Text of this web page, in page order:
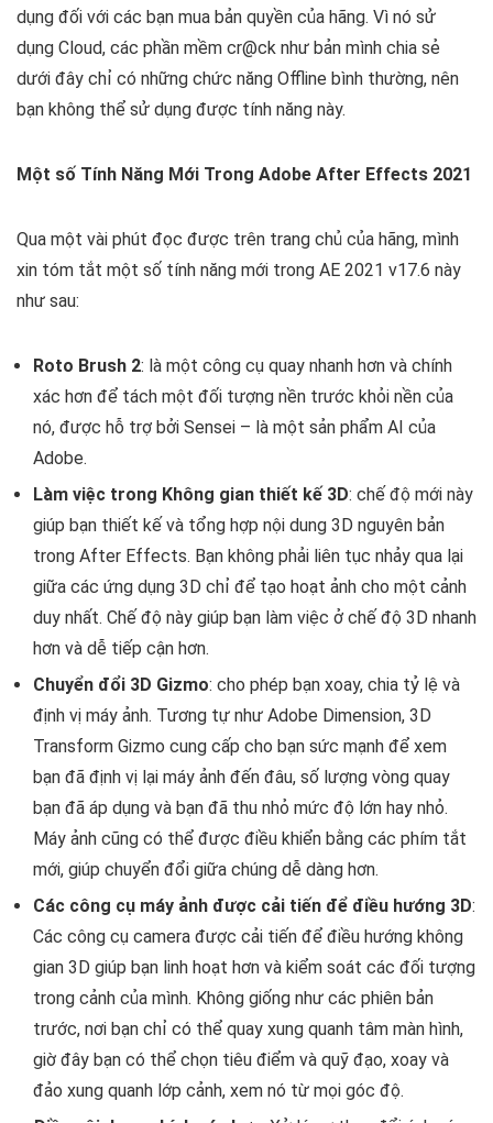
dụng đối với các bạn mua bản quyền của hãng. Vì nó sử
dụng Cloud, các phần mềm cr@ck như bản mình chia sẻ
dưới đây chỉ có những chức năng Offline bình thường, nên
bạn không thể sử dụng được tính năng này.
Một số Tính Năng Mới Trong Adobe After Effects 2021
Qua một vài phút đọc được trên trang chủ của hãng, mình
xin tóm tắt một số tính năng mới trong AE 2021 v17.6 này
như sau:
Roto Brush 2: là một công cụ quay nhanh hơn và chính
xác hơn để tách một đối tượng nền trước khỏi nền của
nó, được hỗ trợ bởi Sensei – là một sản phẩm AI của
Adobe.
Làm việc trong Không gian thiết kế 3D: chế độ mới này
giúp bạn thiết kế và tổng hợp nội dung 3D nguyên bản
trong After Effects. Bạn không phải liên tục nhảy qua lại
giữa các ứng dụng 3D chỉ để tạo hoạt ảnh cho một cảnh
duy nhất. Chế độ này giúp bạn làm việc ở chế độ 3D nhanh
hơn và dễ tiếp cận hơn.
Chuyển đổi 3D Gizmo: cho phép bạn xoay, chia tỷ lệ và
định vị máy ảnh. Tương tự như Adobe Dimension, 3D
Transform Gizmo cung cấp cho bạn sức mạnh để xem
bạn đã định vị lại máy ảnh đến đâu, số lượng vòng quay
bạn đã áp dụng và bạn đã thu nhỏ mức độ lớn hay nhỏ.
Máy ảnh cũng có thể được điều khiển bằng các phím tắt
mới, giúp chuyển đổi giữa chúng dễ dàng hơn.
Các công cụ máy ảnh được cải tiến để điều hướng 3D:
Các công cụ camera được cải tiến để điều hướng không
gian 3D giúp bạn linh hoạt hơn và kiểm soát các đối tượng
trong cảnh của mình. Không giống như các phiên bản
trước, nơi bạn chỉ có thể quay xung quanh tâm màn hình,
giờ đây bạn có thể chọn tiêu điểm và quỹ đạo, xoay và
đảo xung quanh lớp cảnh, xem nó từ mọi góc độ.